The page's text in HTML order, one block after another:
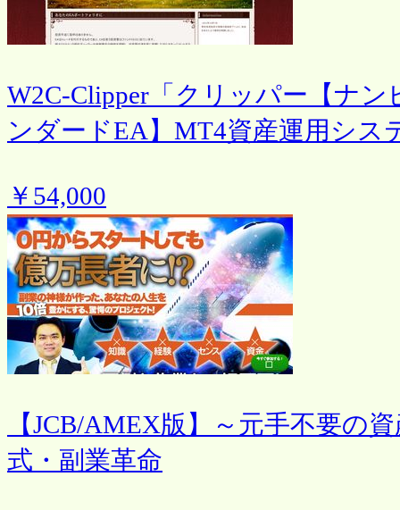
W2C-Clipper「クリッパー【ナ
ンダードEA】MT4資産運用シス
￥54,000
【JCB/AMEX版】～元手不要の
式・副業革命